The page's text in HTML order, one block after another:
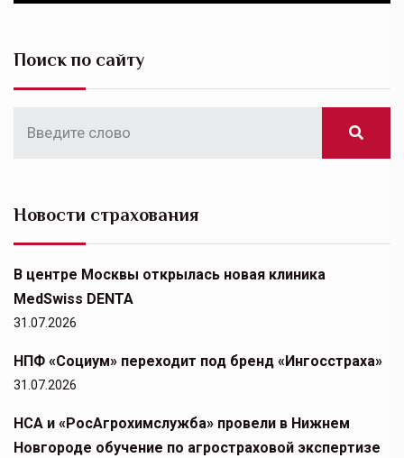
Поиск по сайту
Новости страхования
В центре Москвы открылась новая клиника
MedSwiss DENTA
31.07.2026
НПФ «Социум» переходит под бренд «Ингосстраха»
31.07.2026
НСА и «РосАгрохимслужба» провели в Нижнем
Новгороде обучение по агростраховой экспертизе